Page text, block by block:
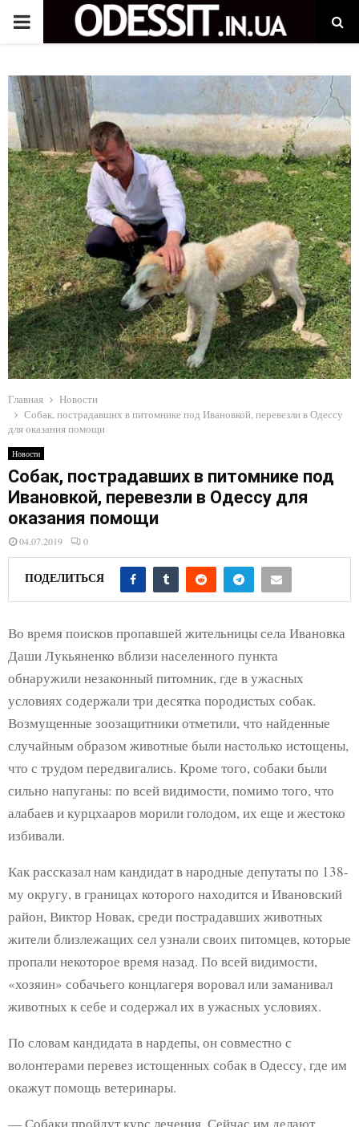
P
I
M
A
R
Y
M
E
N
U
Главная
Новости
Собак, пострадавших в питомнике под Ивановкой, перевезли в Одессу
для оказания помощи
Новости
Собак, пострадавших в питомнике под
Ивановкой, перевезли в Одессу для
оказания помощи
04.07.2019 0
ПОДЕЛИТЬСЯ
Во время поисков пропавшей жительницы села Ивановка
Даши Лукьяненко вблизи населенного пункта
обнаружили незаконный питомник, где в ужасных
условиях содержали три десятка породистых собак.
Возмущенные зоозащитники отметили, что найденные
случайным образом животные были настолько истощены,
что с трудом передвигались. Кроме того, собаки были
сильно напуганы: по всей видимости, помимо того, что
алабаев и курцхааров морили голодом, их еще и жестоко
избивали.
Как рассказал нам кандидат в народные депутаты по 138-
му округу, в границах которого находится и Ивановский
район, Виктор Новак, среди пострадавших животных
жители близлежащих сел узнали своих питомцев, которые
пропали некоторое время назад. По всей видимости,
«хозяин» собачьего концлагеря воровал или заманивал
животных к себе и содержал их в ужасных условиях.
По словам кандидата в нардепы, он совместно с
волонтерами перевез истощенных собак в Одессу, где им
окажут помощь ветеринары.